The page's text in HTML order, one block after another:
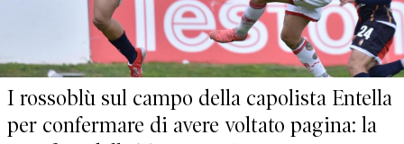
I rossoblù sul campo della capolista Entella
per confermare di avere voltato pagina: la